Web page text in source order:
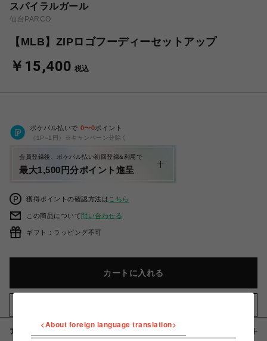
スパイラルガール
仙台PARCO
【MLB】ZIPロゴフーディーセットアップ
￥15,400 税込
ポケパル払いで 0〜0ポイント
（1P=1円）※キャンペーン分除く
会員登録後、ポケパル払い初回登録&利用で
最大1,500円分ポイント進呈
獲得ポイントの確認方法は こちら
この商品について問い合わせる
ギフト：ラッピング不可
カートに入れる
アイテム説明 / 素材
<About foreign language translation>